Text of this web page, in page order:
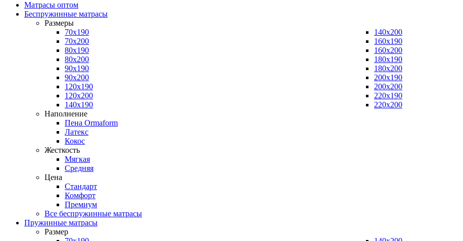
Матрасы оптом
Беспружинные матрасы
Размеры
70x190
70x200
80x190
80x200
90x190
90x200
120x190
120x200
140x190
140x200
160x190
160x200
180x190
180x200
200x190
200x200
220x190
220x200
Наполнение
Пена Ormaform
Латекс
Кокос
Жесткость
Мягкая
Средняя
Цена
Стандарт
Комфорт
Премиум
Все беспружинные матрасы
Пружинные матрасы
Размер